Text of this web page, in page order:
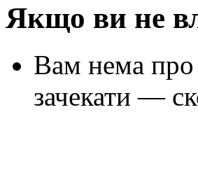
Якщо ви не
Вам нема про
зачекати —